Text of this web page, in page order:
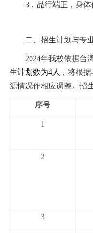
3 ．品行端正，身体
二、招生计划与专
2024年我校依据台
生计划数为4人
，将根
源情况作相应调整。招
序号
1
2
3